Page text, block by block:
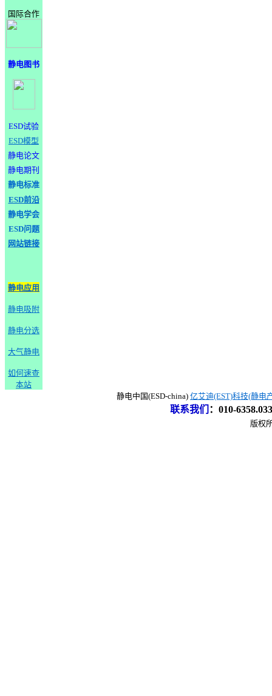
国际合作
静电图书
ESD试验
ESD模型
静电论文
静电期刊
静电标准
ESD前沿
静电学会
ESD问题
网站链接
静电应用
静电吸附
静电分选
大气静电
如何速查
本站
静电中国(ESD-china) 亿艾迪(EST)科技(静电
联系我们 ： 010-
版权